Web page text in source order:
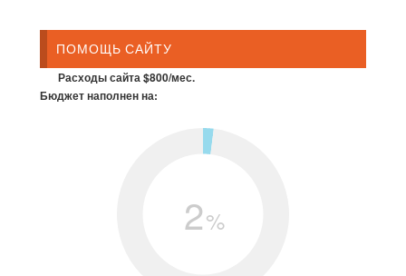
ПОМОЩЬ САЙТУ
Расходы сайта $800/мес.
Бюджет наполнен на:
2%